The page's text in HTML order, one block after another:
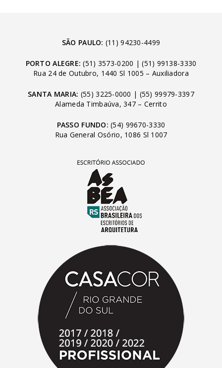
SÃO PAULO: (11) 94230-4499
PORTO ALEGRE: (51) 3573-0200 |(51) 99138-3330
Rua 24 de Outubro, 1440 Sl 1005 – Auxiliadora
SANTA MARIA: (55) 3225-0000 | (55) 99979-3397
Alameda Timbaúva, 347 – Cerrito
PASSO FUNDO: (54) 99670-3330
Rua General Osório, 1086 Sl 1007